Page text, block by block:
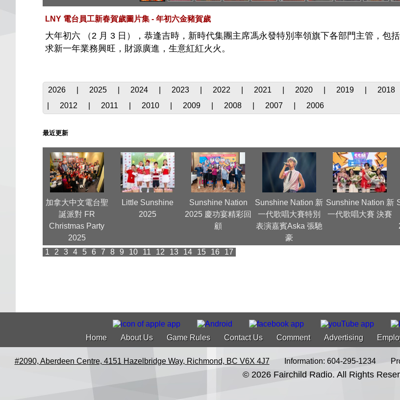
LNY 電台員工新春賀歲圖片集 - 年初六金豬賀歲
大年初六 （2 月 3 日），恭逢吉時，新時代集團主席馮永發特別率領旗下各部門主管，包
求新一年業務興旺，財源廣進，生意紅紅火火。
2026 2025 2024 2023 2022 2021 2020 2019 2018
2012 2011 2010 2009 2008 2007 2006
最近更新
加拿大中文電台聖
誕派對 FR
Christmas Party
2025
Little Sunshine
2025
Sunshine Nation
2025 慶功宴精彩回
顧
Sunshine Nation 新
一代歌唱大賽特別
表演嘉賓Aska 張馳
豪
Sunshine Nation 新
一代歌唱大賽 決賽
1 2 3 4 5 6 7 8 9 10 11 12 13 14 15 16 17
Home About Us Game Rules Contact Us Comment Advertising
#2090, Aberdeen Centre, 4151 Hazelbridge Way, Richmond, BC V6X 4J7 Information: 604-295-1234
© 2026 Fairchild Radio. All Rights